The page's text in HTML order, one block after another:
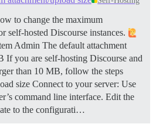
to change the maximum
self-hosted Discourse instances.
Admin The default attachment
If you are self-hosting Discourse and
than 10 MB, follow the steps
size Connect to your server: Use
command line interface. Edit the
to the configurati…